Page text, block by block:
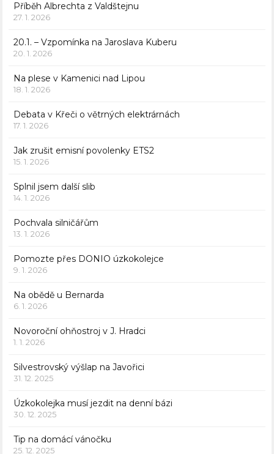
Příběh Albrechta z Valdštejnu
27. 1. 2026
20.1. – Vzpomínka na Jaroslava Kuberu
20. 1. 2026
Na plese v Kamenici nad Lipou
18. 1. 2026
Debata v Křeči o větrných elektrárnách
17. 1. 2026
Jak zrušit emisní povolenky ETS2
15. 1. 2026
Splnil jsem další slib
14. 1. 2026
Pochvala silničářům
13. 1. 2026
Pomozte přes DONIO úzkokolejce
9. 1. 2026
Na obědě u Bernarda
6. 1. 2026
Novoroční ohňostroj v J. Hradci
1. 1. 2026
Silvestrovský výšlap na Javořici
31. 12. 2025
Úzkokolejka musí jezdit na denní bázi
30. 12. 2025
Tip na domácí vánočku
25. 12. 2025